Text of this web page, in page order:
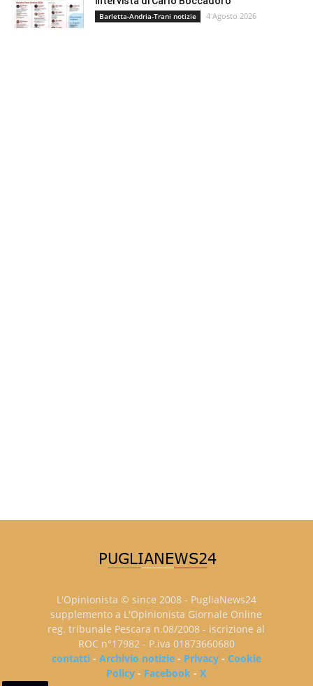
Barletta-Andria-Trani notizie 4 Agosto 2026
L'Opinionista © since 2008 - PugliaNews24
supplemento a L'Opinionista Giornale Online
reg. tribunale Pescara n.08/2008 - iscrizione al
ROC n°17982 - P.iva 01873660680
contatti- Archivio notizie- Privacy- Cookie
Policy - Facebook -X